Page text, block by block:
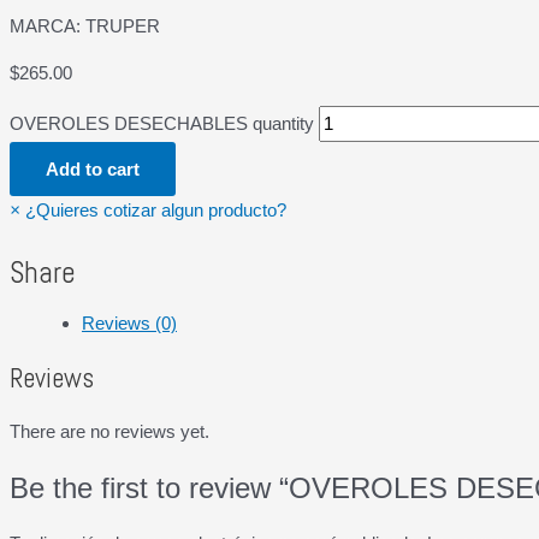
MARCA: TRUPER
$265.00
OVEROLES DESECHABLES quantity
Add to cart
× ¿Quieres cotizar algun producto?
Share
Reviews (0)
Reviews
There are no reviews yet.
Be the first to review “OVEROLES